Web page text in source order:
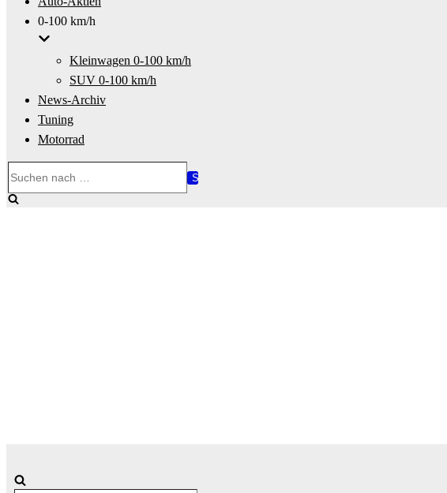
0-100 km/h
Kleinwagen 0-100 km/h
SUV 0-100 km/h
News-Archiv
Tuning
Motorrad
nach …